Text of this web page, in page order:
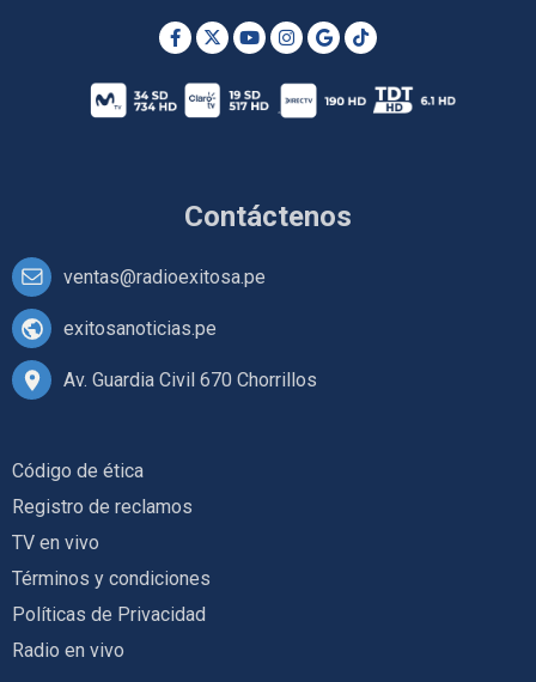
Contáctenos
ventas@radioexitosa.pe
exitosanoticias.pe
Av. Guardia Civil 670 Chorrillos
Código de ética
Registro de reclamos
TV en vivo
Términos y condiciones
Políticas de Privacidad
Radio en vivo